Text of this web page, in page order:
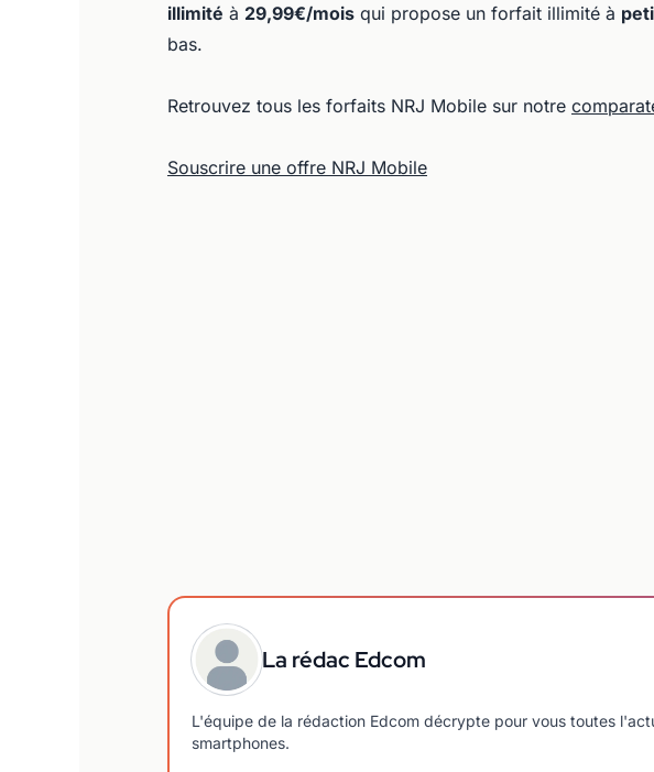
illimité à 29,99€/mois qui propose un forfait illimité à
bas.
Retrouvez tous les forfaits NRJ Mobile sur notre
Souscrire une offre NRJ Mobile
La rédac Edcom
L'équipe de la rédaction Edcom décrypte pour vous toutes
smartphones.